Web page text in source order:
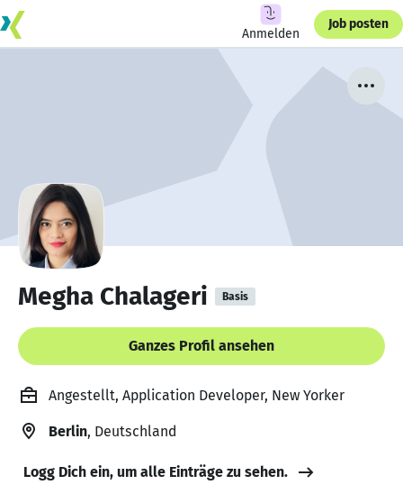
Anmelden
Job posten
Megha Chalageri Basis
Ganzes Profil ansehen
Angestellt, Application Developer, New Yorker
Berlin, Deutschland
Logg Dich ein, um alle Einträge zu sehen.